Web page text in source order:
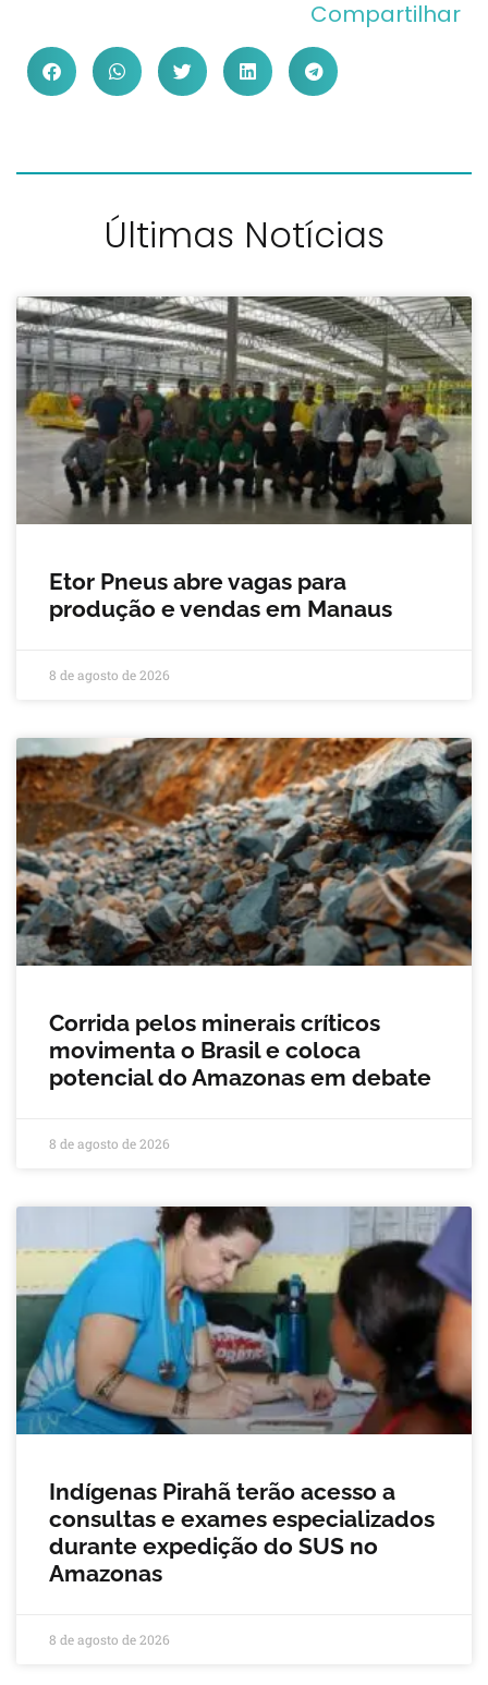
Compartilhar
Últimas Notícias
Etor Pneus abre vagas para
produção e vendas em Manaus
8 de agosto de 2026
Corrida pelos minerais críticos
movimenta o Brasil e coloca
potencial do Amazonas em debate
8 de agosto de 2026
Indígenas Pirahã terão acesso a
consultas e exames especializados
durante expedição do SUS no
Amazonas
8 de agosto de 2026